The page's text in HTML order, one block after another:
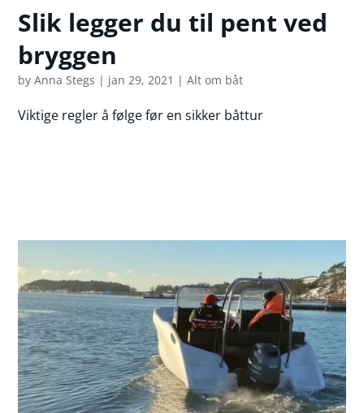
Slik legger du til pent ved
bryggen
byAnna Stegs | jan 29, 2021 |Alt om båt
Viktige regler å følge før en sikker båttur